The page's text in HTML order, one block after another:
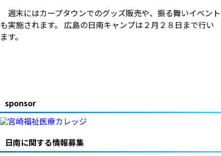
週末にはカープタウンでのグッズ販売や、振る舞いイベント
も実施されます。 広島の日南キャンプは２月２８日まで行い
ます。
sponsor
日南に関する情報募集